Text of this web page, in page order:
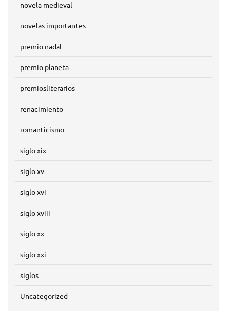
novela medieval
novelas importantes
premio nadal
premio planeta
premiosliterarios
renacimiento
romanticismo
siglo xix
siglo xv
siglo xvi
siglo xviii
siglo xx
siglo xxi
siglos
Uncategorized